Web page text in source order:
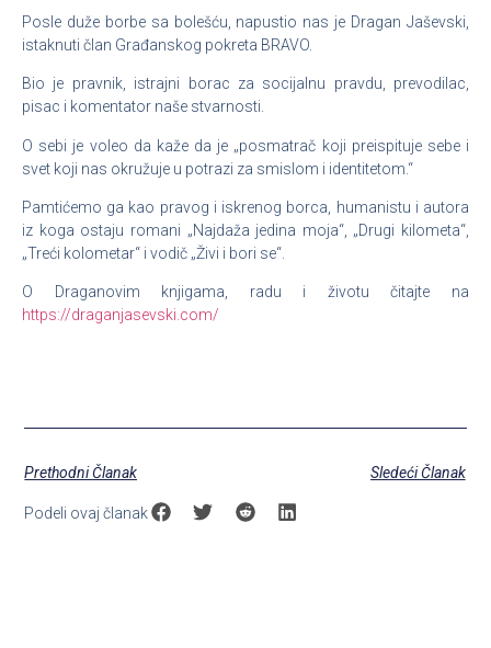
Posle duže borbe sa bolešću, napustio nas je Dragan Jaševski,
istaknuti član Građanskog pokreta BRAVO.
Bio je pravnik, istrajni borac za socijalnu pravdu, prevodilac,
pisac i komentator naše stvarnosti.
O sebi je voleo da kaže da je „posmatrač koji preispituje sebe i
svet koji nas okružuje u potrazi za smislom i identitetom.“
Pamtićemo ga kao pravog i iskrenog borca, humanistu i autora
iz koga ostaju romani „Najdaža jedina moja“, „Drugi kilometa“,
„Treći kolometar“ i vodič „Živi i bori se“.
O Draganovim knjigama, radu i životu čitajte na
https://draganjasevski.com/
Prethodni Članak Sledeći Članak
Podeli ovaj članak